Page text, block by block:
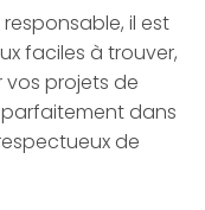
il est
faciles à trouver,
projets de
parfaitement dans
de